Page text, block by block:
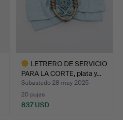
LETRERO DE SERVICIO
PARA LA CORTE, plata y…
Subastado 28 may 2025
20 pujas
837 USD